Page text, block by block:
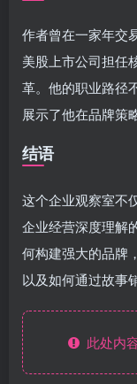
作者曾在一家年交
美股上市公司担任
革。他的职业路径
展示了他在品牌策
结语
这个企业观察室不
企业经营深度理解
何构建强大的品牌
以及如何通过故事
此处内